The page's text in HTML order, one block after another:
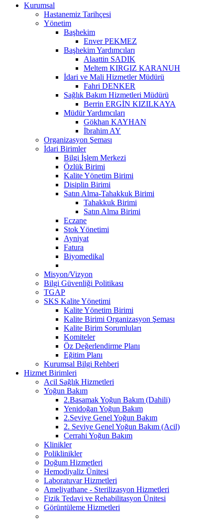
Kurumsal
Hastanemiz Tarihçesi
Yönetim
Başhekim
Enver PEKMEZ
Başhekim Yardımcıları
Alaattin SADIK
Meltem KIRGIZ KARANUH
İdari ve Mali Hizmetler Müdürü
Fahri DENKER
Sağlık Bakım Hizmetleri Müdürü
Berrin ERGİN KIZILKAYA
Müdür Yardımcıları
Gökhan KAYHAN
İbrahim AY
Organizasyon Şeması
İdari Birimler
Bilgi İşlem Merkezi
Özlük Birimi
Kalite Yönetim Birimi
Disiplin Birimi
Satın Alma-Tahakkuk Birimi
Tahakkuk Birimi
Satın Alma Birimi
Eczane
Stok Yönetimi
Ayniyat
Fatura
Biyomedikal
Misyon/Vizyon
Bilgi Güvenliği Politikası
TGAP
SKS Kalite Yönetimi
Kalite Yönetim Birimi
Kalite Birimi Organizasyon Şeması
Kalite Birim Sorumluları
Komiteler
Öz Değerlendirme Planı
Eğitim Planı
Kurumsal Bilgi Rehberi
Hizmet Birimleri
Acil Sağlık Hizmetleri
Yoğun Bakım
2.Basamak Yoğun Bakım (Dahili)
Yenidoğan Yoğun Bakım
2.Seviye Genel Yoğun Bakım
2. Seviye Genel Yoğun Bakım (Acil)
Cerrahi Yoğun Bakım
Klinikler
Poliklinikler
Doğum Hizmetleri
Hemodiyaliz Ünitesi
Laboratuvar Hizmetleri
Ameliyathane - Sterilizasyon Hizmetleri
Fizik Tedavi ve Rehabilitasyon Ünitesi
Görüntüleme Hizmetleri